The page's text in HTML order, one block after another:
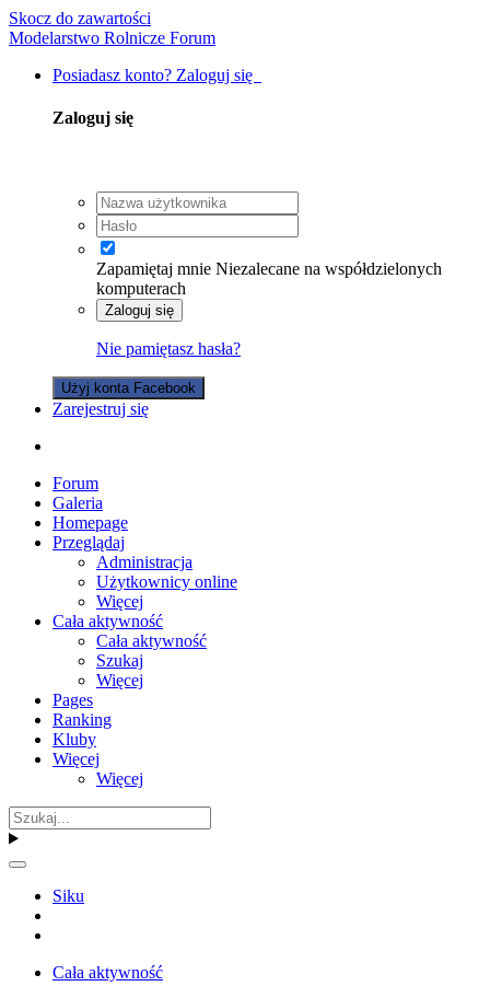
Skocz do zawartości
Modelarstwo Rolnicze Forum
Posiadasz konto? Zaloguj się
Zaloguj się
Zapamiętaj mnie Niezalecane na współdzielonych
komputerach
Zaloguj się
Nie pamiętasz hasła?
Użyj konta Facebook
Zarejestruj się
Forum
Galeria
Homepage
Przeglądaj
Administracja
Użytkownicy online
Więcej
Cała aktywność
Cała aktywność
Szukaj
Więcej
Pages
Ranking
Kluby
Więcej
Więcej
Siku
Cała aktywność